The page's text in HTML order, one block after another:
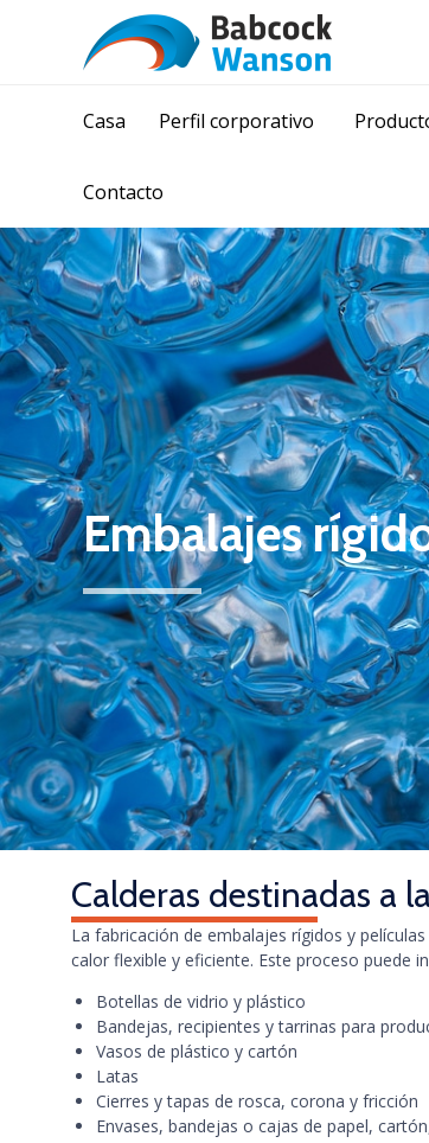
Casa Perfil corporativo
Contacto
Embalajes
Calderas destinadas a la
La fabricación de embalajes rígidos y
calor flexible y eficiente. Este proceso puede
Botellas de vidrio y plástico
Bandejas, recipientes y tarrinas para
Vasos de plástico y cartón
Latas
Cierres y tapas de rosca, corona y fricción
Envases, bandejas o cajas de papel,